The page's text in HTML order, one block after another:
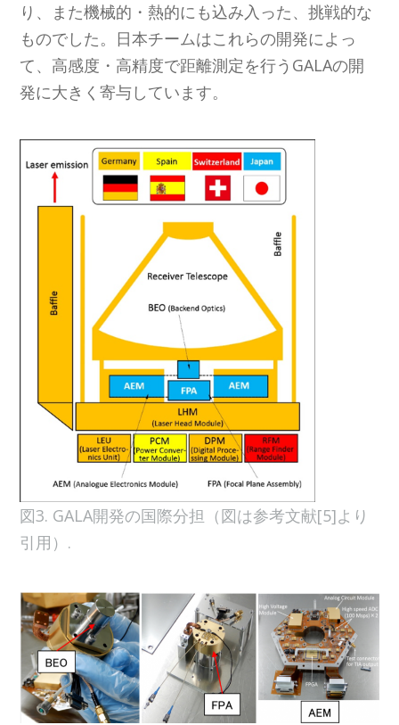
り、また機械的・熱的にも込み入った、挑戦的な
ものでした。日本チームはこれらの開発によっ
て、高感度・高精度で距離測定を行うGALAの開
発に大きく寄与しています。
図3. GALA開発の国際分担（図は参考文献[5]より
引用）.